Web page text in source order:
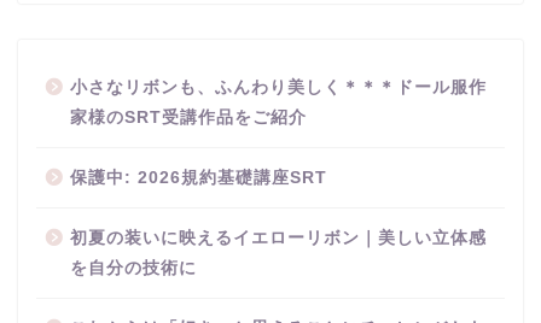
小さなリボンも、ふんわり美しく＊＊＊ドール服作
家様のSRT受講作品をご紹介
保護中: 2026規約基礎講座SRT
初夏の装いに映えるイエローリボン｜美しい立体感
を自分の技術に